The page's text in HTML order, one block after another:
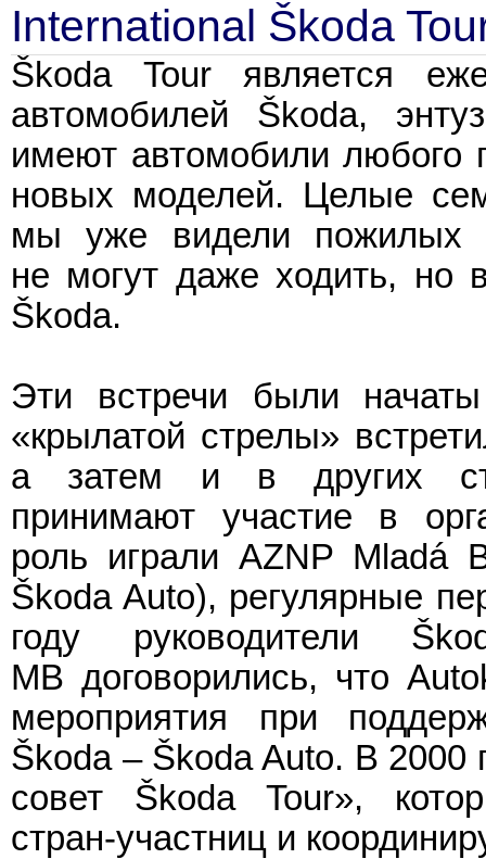
International Škoda
Škoda Tour является
автомобилей Škoda,
имеют автомобили любого
новых моделей. Целые
мы уже видели пожилых
не могут даже ходить, но
Škoda.
Эти встречи были
«крылатой стрелы»
а затем и в других
принимают участие в
роль играли AZNP Mladá
Škoda Auto), регулярные
году руководители
MB договорились, что
мероприятия при
Škoda – Škoda Auto. В
совет Škoda Tour»,
стран-участниц и